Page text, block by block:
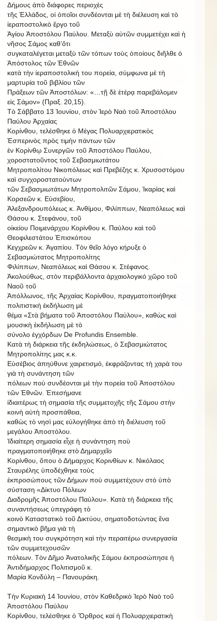
Δήμους ἀπὸ διάφορες περιοχὲς
τῆς Ἑλλάδος, οἱ ὁποῖοι συνδέονται μὲ τὴ διέλευση καὶ τὸ
ἱεραποστολικὸ ἔργο τοῦ
Ἁγίου Ἀποστόλου Παύλου. Μεταξὺ αὐτῶν συμμετέχει καὶ ἡ
νῆσος Σάμος καθ’ὅτι
συγκαταλέγεται μεταξὺ τῶν τόπων τοὺς ὁποίους διῆλθε ὁ
Ἀπόστολος τῶν Ἐθνῶν
κατὰ τὴν ἱεραποστολικὴ του πορεία, σύμφωνα μὲ τὴ
μαρτυρία τοῦ βιβλίου τῶν
Πράξεων τῶν Ἀποστόλων: «…τῇ δὲ ἑτέρᾳ παρεβάλομεν
εἰς Σάμον» (Πραξ. 20,15).
Τὸ Σάββατο 13 Ἰουνίου, στὸν Ἱερὸ Ναὸ τοῦ Ἀποστόλου
Παύλου Ἀρχαίας
Κορίνθου, τελέσθηκε ὁ Μέγας Πολυαρχιερατικὸς
Ἑσπερινὸς πρὸς τιμὴν πάντων τῶν
ἐν Κορίνθῳ Συνεργῶν τοῦ Ἀποστόλου Παύλου,
χοροστατοῦντος τοῦ Σεβασμιωτάτου
Μητροπολίτου Νικοπόλεως καὶ Πρεβέζης κ. Χρυσοστόμου
καὶ συγχοροστατούντων
τῶν Σεβασμιωτάτων Μητροπολιτῶν Σάμου, Ἰκαρίας καὶ
Κορσεῶν κ. Εὐσεβίου,
Ἀλεξανδρουπόλεως κ. Ἀνθίμου, Φιλίππων, Νεαπόλεως καὶ
Θάσου κ. Στεφάνου, τοῦ
οἰκείου Ποιμενάρχου Κορίνθου κ. Παύλου καὶ τοῦ
Θεοφιλεστάτου Ἐπισκόπου
Κεγχρεῶν κ. Ἀγαπίου. Τὸν θεῖο λόγο κήρυξε ὁ
Σεβασμιώτατος Μητροπολίτης
Φιλίππων, Νεαπόλεως καὶ Θάσου κ. Στέφανος.
Ἀκολούθως, στὸν περιβάλλοντα ἀρχαιολογικό χῶρο τοῦ
Ναοῦ τοῦ
Ἀπόλλωνος, τῆς Ἀρχαίας Κορίνθου, πραγματοποιήθηκε
πολιτιστικὴ ἐκδήλωση μὲ
θέμα «Στὰ βήματα τοῦ Ἀποστόλου Παύλου», καθὼς καὶ
μουσικὴ ἐκδήλωση μὲ τὸ
σύνολο ἐγχόρδων De Profundis Ensemble.
Κατὰ τὴ διάρκεια τῆς ἐκδηλώσεως, ὁ Σεβασμιώτατος
Μητροπολίτης μας κ.κ.
Εὐσέβιος ἀπηύθυνε χαιρετισμό, ἐκφράζοντας τὴ χαρὰ του
γιὰ τὴ συνάντηση τῶν
πόλεων ποὺ συνδέονται μὲ τὴν πορεία τοῦ Ἀποστόλου
τῶν Ἐθνῶν. Ἐπεσήμανε
ἰδιαιτέρως τὴ σημασία τῆς συμμετοχῆς τῆς Σάμου στὴν
κοινὴ αὐτὴ προσπάθεια,
καθὼς τὸ νησὶ μας εὐλογήθηκε ἀπὸ τὴ διέλευση τοῦ
μεγάλου Ἀποστόλου.
Ἰδιαίτερη σημασία εἶχε ἡ συνάντηση ποὺ
πραγματοποιήθηκε στὸ Δημαρχεῖο
Κορίνθου, ὅπου ὁ Δήμαρχος Κορινθίων κ. Νικόλαος
Σταυρέλης ὑποδέχθηκε τοὺς
ἐκπροσώπους τῶν Δήμων ποὺ συμμετέχουν στὸ ὑπὸ
σύσταση «Δίκτυο Πόλεων
Διαδρομῆς Ἀποστόλου Παύλου». Κατὰ τὴ διάρκεια τῆς
συναντήσεως ὑπεγράφη τὸ
κοινὸ Καταστατικὸ τοῦ Δικτύου, σηματοδοτώντας ἕνα
σημαντικὸ βῆμα γιὰ τὴ
θεσμικὴ του συγκρότηση καὶ τὴν περαιτέρω συνεργασία
τῶν συμμετεχουσῶν
πόλεων. Τὸν Δῆμο Ἀνατολικῆς Σάμου ἐκπροσώπησε ἡ
Ἀντιδήμαρχος Πολιτισμοῦ κ.
Μαρία Κονδύλη – Πανουράκη.
Τὴν Κυριακὴ 14 Ἰουνίου, στὸν Καθεδρικὸ Ἱερὸ Ναὸ τοῦ
Ἀποστόλου Παύλου
Κορίνθου, τελέσθηκε ὁ Ὅρθρος καί ἡ Πολυαρχιερατικὴ